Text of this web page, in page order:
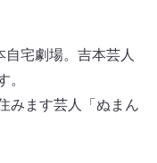
宅劇場。吉本芸人
。
みます芸人「ぬまん